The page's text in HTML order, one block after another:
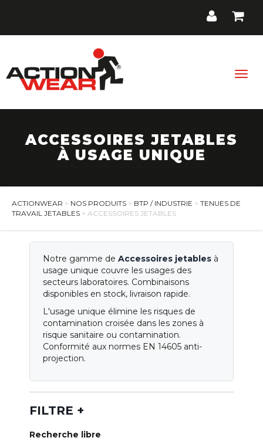
BTP / Industrie
Promos
Contact
Qui sommes-nous ?
Notre magasin
Nos services
Nos catalogues
ACCESSOIRES JETABLES
À USAGE UNIQUE
ACTIONWEAR > NOS PRODUITS > BTP / INDUSTRIE > TENUES DE
TRAVAIL JETABLES > ACCESSOIRES JETABLES
Notre gamme de Accessoires jetables à
usage unique couvre les usages des
secteurs laboratoires. Combinaisons
disponibles en stock, livraison rapide.
L'usage unique élimine les risques de
contamination croisée dans les zones à
risque sanitaire ou contamination.
Conformité aux normes EN 14605 anti-
projection.
FILTRE +
Recherche libre